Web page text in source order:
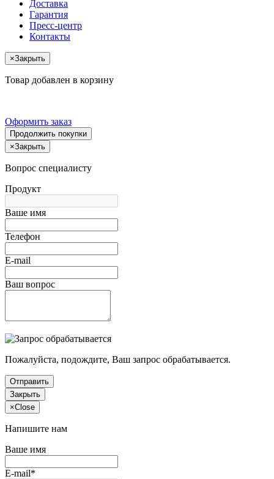
Доставка
Гарантия
Пресс-центр
Контакты
×Закрыть
Товар добавлен в корзину
Оформить заказ
Продолжить покупки
×Закрыть
Вопрос специалисту
Продукт
Ваше имя
Телефон
E-mail
Ваш вопрос
Пожалуйста, подождите, Ваш запрос обрабатывается.
Отправить
Закрыть
×Close
Напишите нам
Ваше имя
E-mail*